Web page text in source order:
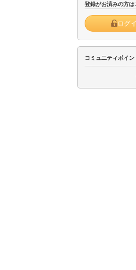
登録がお済みの方は
ログ
コミュ二ティポイ